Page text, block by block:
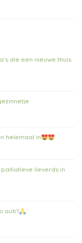
die een nieuwe thuis
helemaal in
lieverds in
aub?